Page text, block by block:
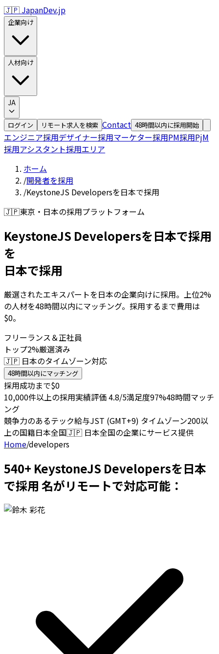
🇯🇵 JapanDev.jp
企業向け
人材向け
JA
ログイン リモート求人を検索 Contact 48時間以内に採用開始
エンジニア採用デザイナー採用マーケター採用PM採用PjM
採用アシスタント採用エリア
ホーム
/開発者を採用
/KeystoneJS Developersを日本で採用
🇯🇵東京・日本の採用プラットフォーム
KeystoneJS Developersを日本で採用
を
日本で採用
厳選されたエキスパートを日本の企業向けに採用。上位2%
の人材を48時間以内にマッチング。採用するまで費用は
$0。
フリーランス＆正社員
トップ2%厳選済み
🇯🇵 日本のタイムゾーン対応
48時間以内にマッチング
採用成功まで$0
10,000件以上の採用実績評価 4.8/5満足度97%48時間マッチ
ング
競争力のあるテック給与JST (GMT+9) タイムゾーン200以
上の国籍日本全国🇯🇵 日本全国の企業にサービス提供
Home/developers
540+ KeystoneJS Developersを日本
で採用 名がリモートで対応可能：